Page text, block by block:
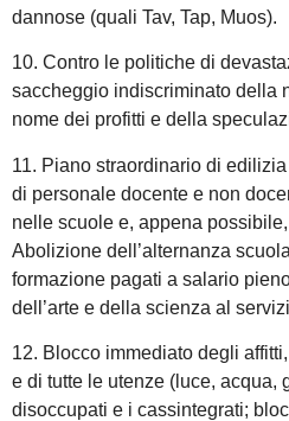
dannose (quali Tav, Tap, Muos).
10. Contro le politiche di
saccheggio indiscriminato della
nome dei profitti e della
11. Piano straordinario di
di personale docente e non
nelle scuole e, appena
Abolizione dell’alternanza
formazione pagati a salario
dell’arte e della scienza al
12. Blocco immediato degli
e di tutte le utenze (luce, acqua,
disoccupati e i cassintegrati;